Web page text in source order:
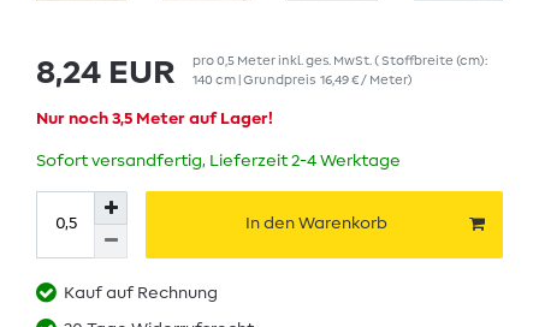
8,24 EUR pro0,5 Meterinkl. ges. MwSt. ( Stoffbreite (cm):
140 cm | Grundpreis 16,49 € / Meter)
Nur noch 3,5 Meter auf Lager!
Sofort versandfertig, Lieferzeit 2-4 Werktage
In den Warenkorb
Kauf auf Rechnung